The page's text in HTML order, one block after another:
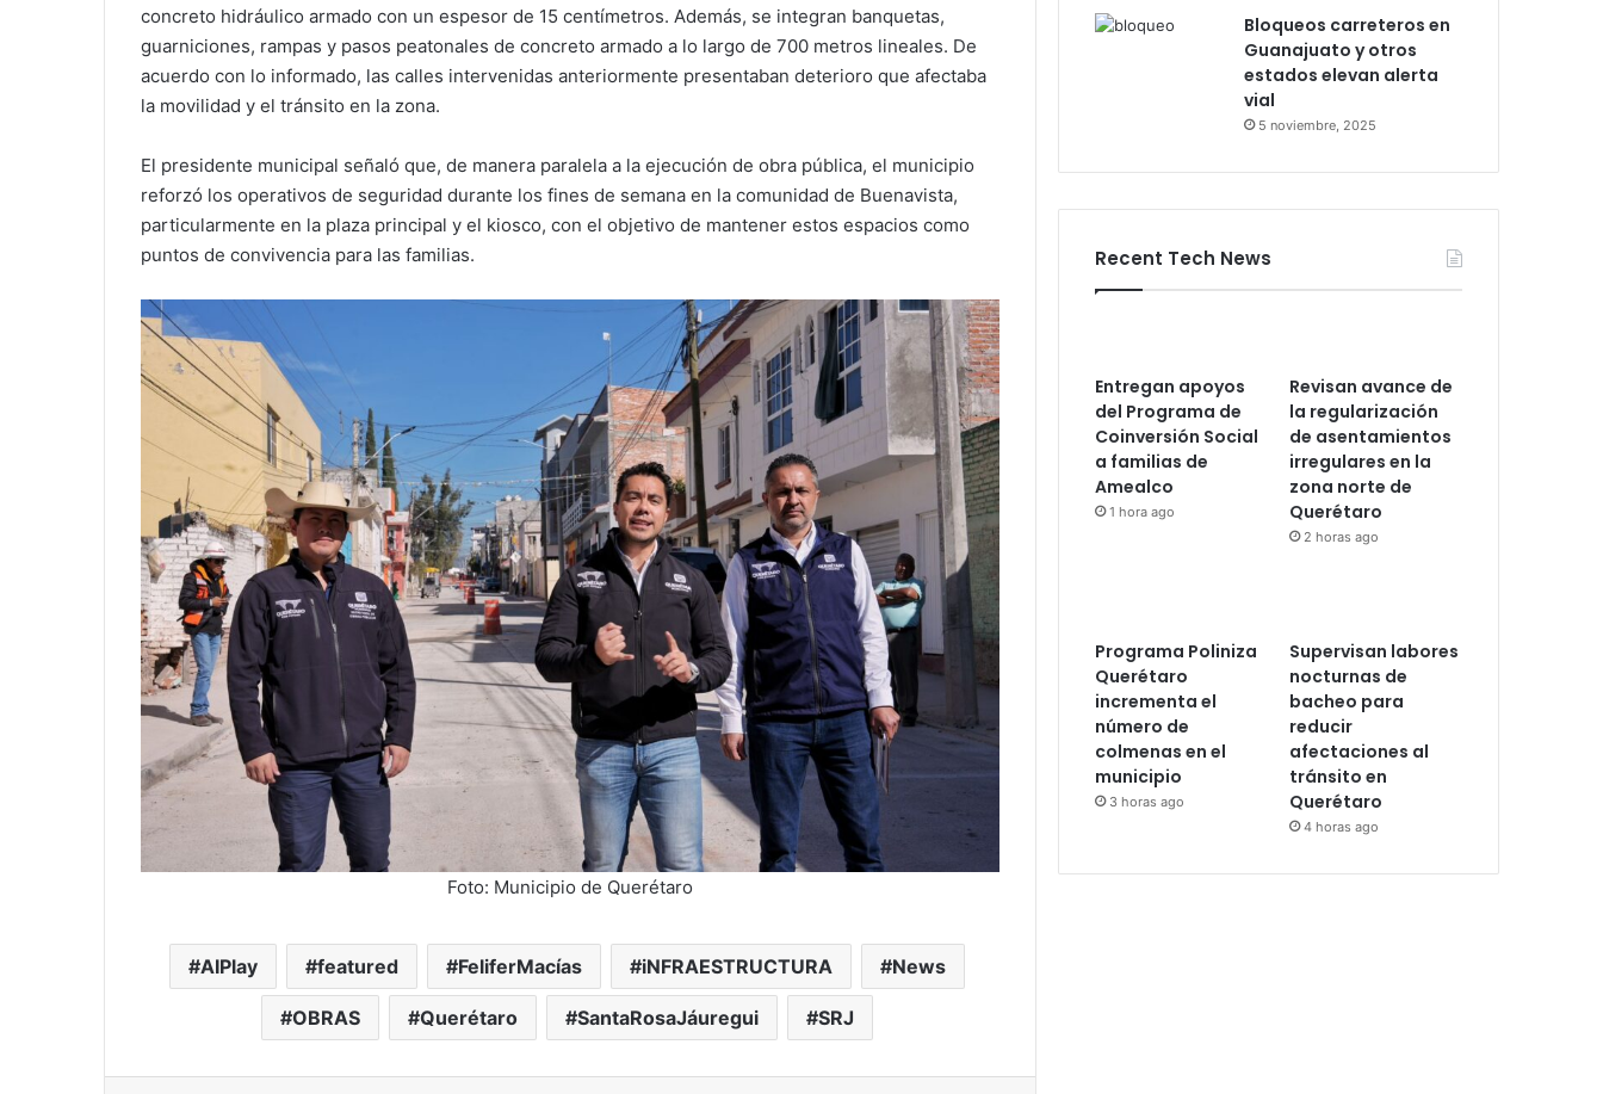
concreto hidráulico armado con un espesor de 15 centímetros. Además, se integran banquetas,
guarniciones, rampas y pasos peatonales de concreto armado a lo largo de 700 metros lineales. De
acuerdo con lo informado, las calles intervenidas anteriormente presentaban deterioro que afectaba
la movilidad y el tránsito en la zona.
El presidente municipal señaló que, de manera paralela a la ejecución de obra pública, el municipio
reforzó los operativos de seguridad durante los fines de semana en la comunidad de Buenavista,
particularmente en la plaza principal y el kiosco, con el objetivo de mantener estos espacios como
puntos de convivencia para las familias.
Foto: Municipio de Querétaro
AIPlay featured FeliferMacías iNFRAESTRUCTURA News
OBRAS Querétaro SantaRosaJáuregui SRJ
Bloqueos carreteros en
Guanajuato y otros
estados elevan alerta
vial
5 noviembre, 2025
Recent Tech News
Entregan apoyos
del Programa de
Coinversión Social
a familias de
Amealco
1 hora ago
Revisan avance de
la regularización
de asentamientos
irregulares en la
zona norte de
Querétaro
2 horas ago
Programa Poliniza
Querétaro
incrementa el
número de
colmenas en el
municipio
3 horas ago
Supervisan labores
nocturnas de
bacheo para
reducir
afectaciones al
tránsito en
Querétaro
4 horas ago